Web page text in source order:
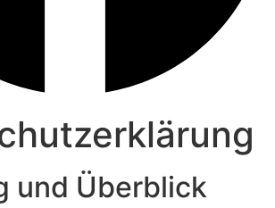
und Überblick